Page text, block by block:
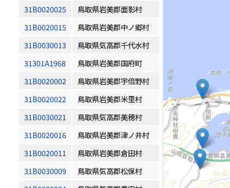
31B0020025
鳥取県岩美郡面影村
31B0020015
鳥取県岩美郡中ノ郷村
31B0030013
鳥取県気高郡千代水村
31301A1968
鳥取県岩美郡国府町
31B0020002
鳥取県岩美郡宇倍野村
31B0020022
鳥取県岩美郡米里村
31B0030021
鳥取県気高郡美穂村
31B0020016
鳥取県岩美郡津ノ井村
31B0020011
鳥取県岩美郡倉田村
31B0030009
鳥取県気高郡松保村